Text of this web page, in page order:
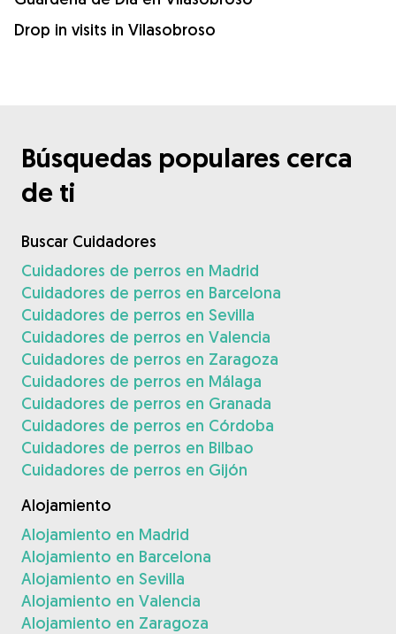
Drop in visits in Vilasobroso
Búsquedas populares cerca
de ti
Buscar Cuidadores
Cuidadores de perros en Madrid
Cuidadores de perros en Barcelona
Cuidadores de perros en Sevilla
Cuidadores de perros en Valencia
Cuidadores de perros en Zaragoza
Cuidadores de perros en Málaga
Cuidadores de perros en Granada
Cuidadores de perros en Córdoba
Cuidadores de perros en Bilbao
Cuidadores de perros en Gijón
Alojamiento
Alojamiento en Madrid
Alojamiento en Barcelona
Alojamiento en Sevilla
Alojamiento en Valencia
Alojamiento en Zaragoza